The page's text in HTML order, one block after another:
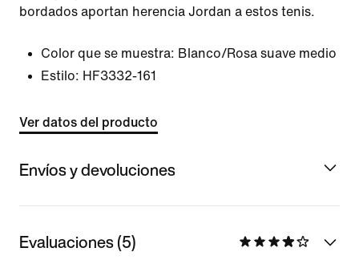
bordados aportan herencia Jordan a estos tenis.
Color que se muestra: Blanco/Rosa suave medio
Estilo: HF3332-161
Ver datos del producto
Envíos y devoluciones
Evaluaciones (5)